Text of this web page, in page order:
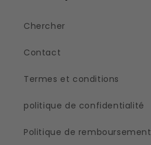
Chercher
Contact
Termes et conditions
politique de confidentialité
Politique de remboursement